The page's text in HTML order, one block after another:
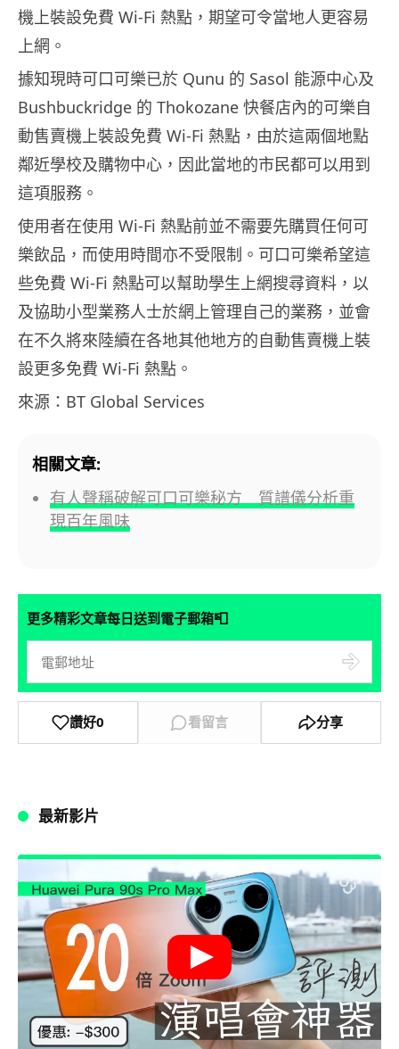
機上裝設免費 Wi-Fi 熱點，期望可令當地人更容易
上網。
據知現時可口可樂已於 Qunu 的 Sasol 能源中心及
Bushbuckridge 的 Thokozane 快餐店內的可樂自
動售賣機上裝設免費 Wi-Fi 熱點，由於這兩個地點
鄰近學校及購物中心，因此當地的市民都可以用到
這項服務。
使用者在使用 Wi-Fi 熱點前並不需要先購買任何可
樂飲品，而使用時間亦不受限制。可口可樂希望這
些免費 Wi-Fi 熱點可以幫助學生上網搜尋資料，以
及協助小型業務人士於網上管理自己的業務，並會
在不久將來陸續在各地其他地方的自動售賣機上裝
設更多免費 Wi-Fi 熱點。
來源：BT Global Services
相關文章:
有人聲稱破解可口可樂秘方 質譜儀分析重
現百年風味
更多精彩文章每日送到電子郵箱📮
讚好0 看留言 分享
最新影片